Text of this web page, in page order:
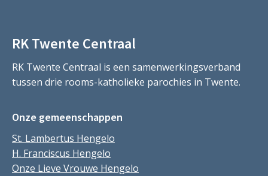
RK Twente Centraal
RK Twente Centraal is een samenwerkingsverband
tussen drie rooms-katholieke parochies in Twente.
Onze gemeenschappen
St. Lambertus Hengelo
H. Franciscus Hengelo
Onze Lieve Vrouwe Hengelo